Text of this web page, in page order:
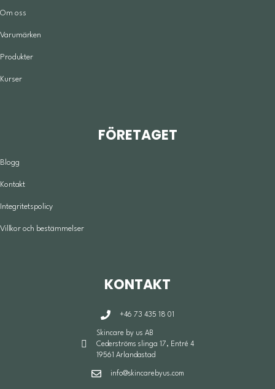
Om oss
Varumärken
Produkter
Kurser
FÖRETAGET
Blogg
Kontakt
Integritetspolicy
Villkor och bestämmelser
KONTAKT
+46 73 435 18 01
Skincare by us AB
Cederströms slinga 17, Entré 4
19561 Arlandastad
info@skincarebyus.com